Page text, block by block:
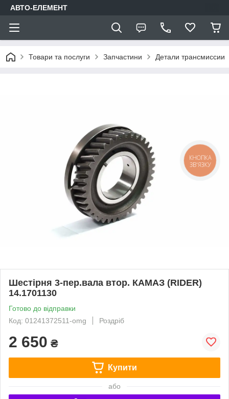
АВТО-ЕЛЕМЕНТ
Товари та послуги Запчастини Детали трансмиссии
Шестірня 3-пер.вала втор. КАМАЗ (RIDER)
14.1701130
Готово до відправки
Код: 01241372511-omg
Роздріб
2 650 ₴
Купити
або
КНОПКА
ЗВ'ЯЗКУ